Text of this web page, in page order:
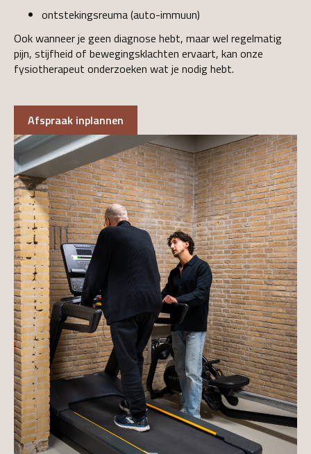
ontstekingsreuma (auto-immuun)
Ook wanneer je geen diagnose hebt, maar wel regelmatig
pijn, stijfheid of bewegingsklachten ervaart, kan onze
fysiotherapeut onderzoeken wat je nodig hebt.
Afspraak inplannen